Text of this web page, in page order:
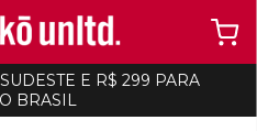
E R$ 299 PARA
BRASIL